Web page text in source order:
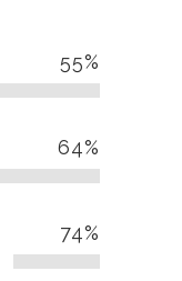
55%
64%
74%